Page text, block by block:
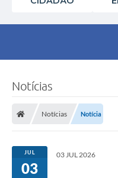
Notícias
Notícias Notícia
JUL
03
03 JUL 2026